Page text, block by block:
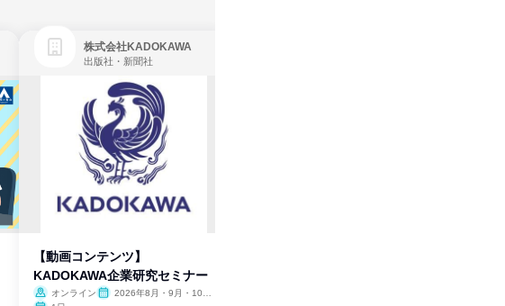
株式会社KADOKAWA
出版社・新聞社
【動画コンテンツ】
KADOKAWA企業研究セミナー
オンライン
2026年8月・9月・10